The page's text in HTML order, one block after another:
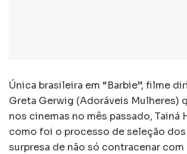
Única brasileira em “Barbie”, filme
Greta Gerwig (Adoráveis Mulheres)
nos cinemas no mês passado, Tainá
como foi o processo de seleção
surpresa de não só contracenar com